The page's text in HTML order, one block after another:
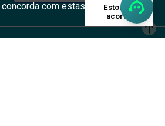
com estas
Estou de
acordo